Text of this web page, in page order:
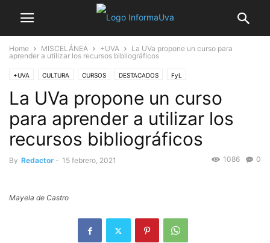
Home MISCELÁNEA +UVA
La UVa propone un curso para
aprender a utilizar los recursos bibliográficos
+UVA CULTURA CURSOS DESTACADOS FyL
La UVa propone un curso
para aprender a utilizar los
recursos bibliográficos
By Redactor - 15 febrero, 2021 0
1086
Mayela de Castro